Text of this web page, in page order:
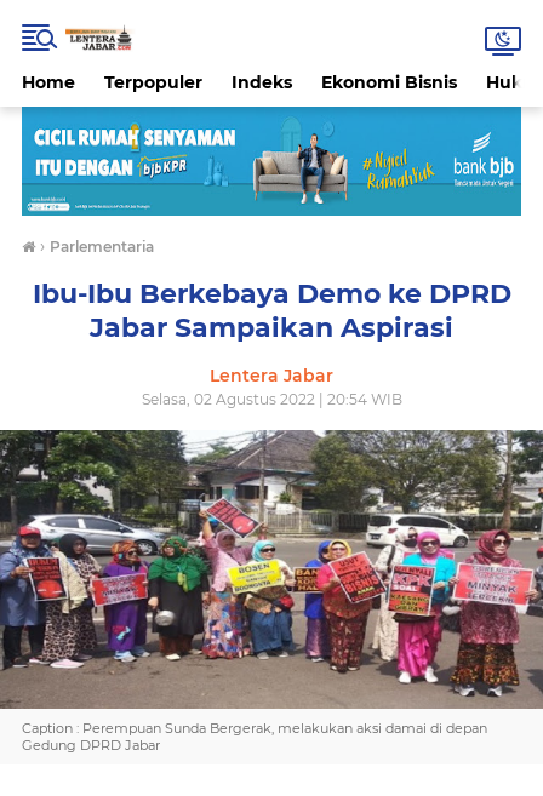
Home Terpopuler Indeks Ekonomi Bisnis
› Parlementaria
Ibu-Ibu Berkebaya Demo ke DPRD
Jabar Sampaikan Aspirasi
Lentera Jabar
Selasa, 02 Agustus 2022 | 20:54 WIB
Caption : Perempuan Sunda Bergerak, melakukan aksi damai di depan
Gedung DPRD Jabar